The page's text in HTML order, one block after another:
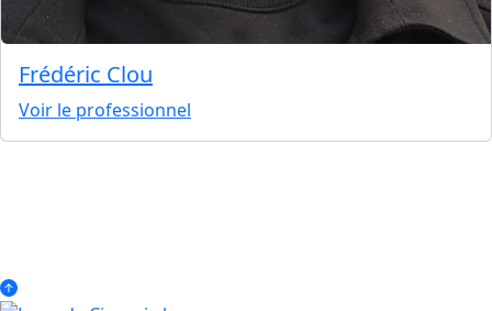
Frédéric Clou
Voir le professionnel